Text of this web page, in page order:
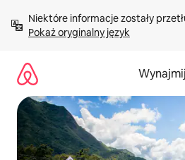
treści Pokaż oryginalny język